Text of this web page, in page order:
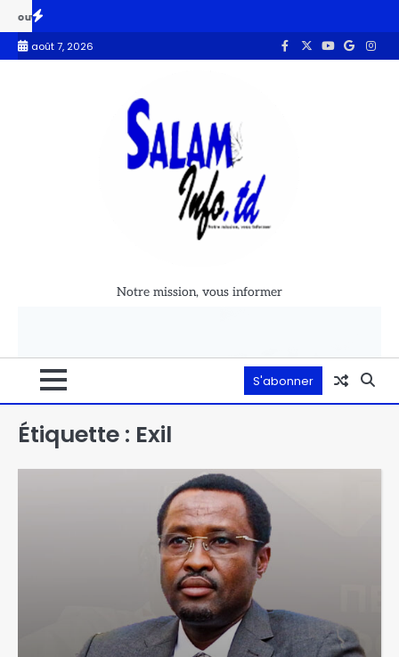
de 104,33 % des ménages identifiés
août 7, 2026
Notre mission, vous informer
S'abonner
Étiquette : Exil